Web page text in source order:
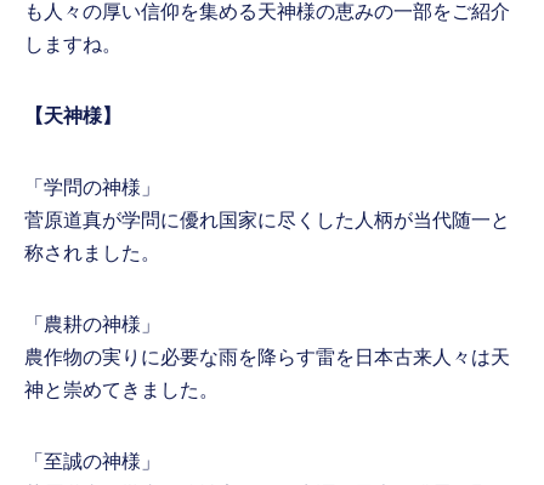
も人々の厚い信仰を集める天神様の恵みの一部をご紹介
しますね。
【天神様】
「学問の神様」
菅原道真が学問に優れ国家に尽くした人柄が当代随一と
称されました。
「農耕の神様」
農作物の実りに必要な雨を降らす雷を日本古来人々は天
神と崇めてきました。
「至誠の神様」